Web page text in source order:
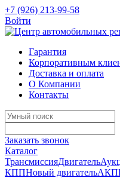
+7 (926) 213-99-58
Войти
Гарантия
Корпоративным
Доставка и оплата
О Компании
Контакты
Заказать звонок
Каталог
ТрансмиссияДвигатель
КППНовый двигатель